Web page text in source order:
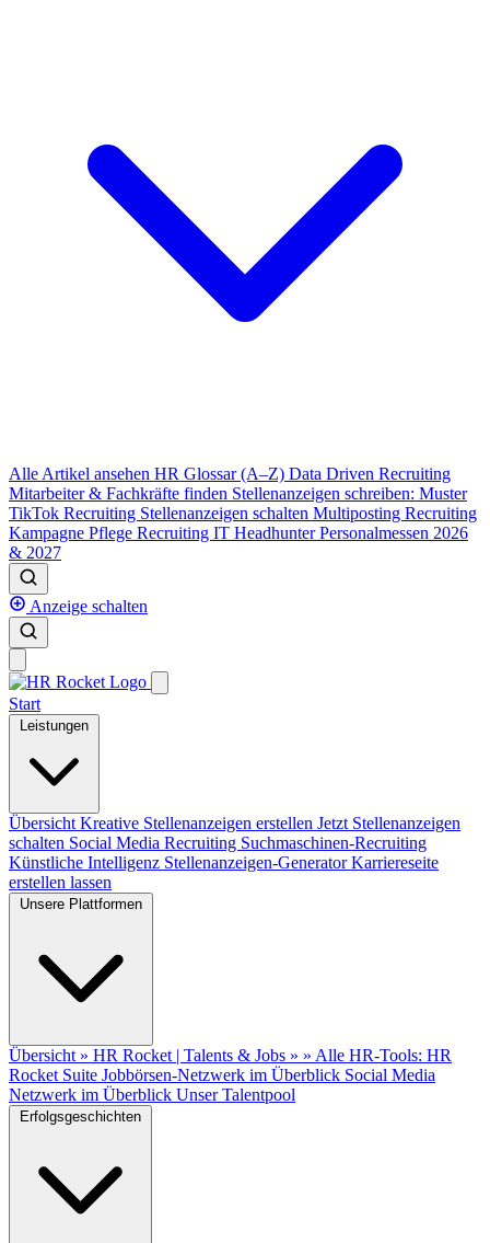
Alle Artikel ansehen HR Glossar (A–Z) Data Driven Recruiting
Mitarbeiter & Fachkräfte finden Stellenanzeigen schreiben: Muster
TikTok Recruiting Stellenanzeigen schalten Multiposting Recruiting
Kampagne Pflege Recruiting IT HeadhunterPersonalmessen 2026
& 2027
Anzeige schalten
Start
Übersicht Kreative Stellenanzeigen erstellen Jetzt Stellenanzeigen
schalten Social Media Recruiting Suchmaschinen-Recruiting
Künstliche Intelligenz Stellenanzeigen-GeneratorKarriereseite
erstellen lassen
Übersicht » HR Rocket | Talents & Jobs » » Alle HR-Tools: HR
Rocket Suite Jobbörsen-Netzwerk im Überblick Social Media
Netzwerk im Überblick Unser Talentpool